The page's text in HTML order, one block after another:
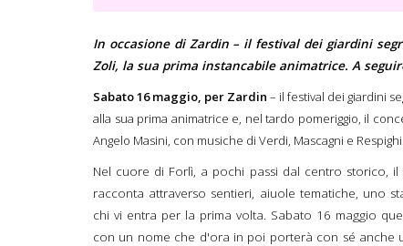
In occasione di Zardin – il festival dei giardini
Zoli, la sua prima instancabile animatrice. A
Sabato 16 maggio, per Zardin – il festival dei giardini
alla sua prima animatrice e, nel tardo pomeriggio, il
Angelo Masini, con musiche di Verdi, Mascagni e Respighi.
Nel cuore di Forlì, a pochi passi dal centro storico,
racconta attraverso sentieri, aiuole tematiche, uno
chi vi entra per la prima volta. Sabato 16 maggio
con un nome che d'ora in poi porterà con sé anche